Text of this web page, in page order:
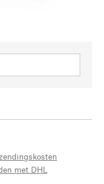
met DHL